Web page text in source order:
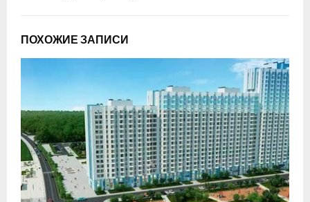
ПОХОЖИЕ ЗАПИСИ